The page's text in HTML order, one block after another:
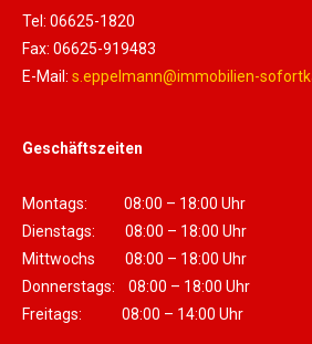
Tel: 06625-1820
Fax: 06625-919483
E-Mail: s.eppelmann@immobilien-
Geschäftszeiten
Montags: 08:00 – 18:00 Uhr
Dienstags: 08:00 – 18:00 Uhr
Mittwochs 08:00 – 18:00 Uhr
Donnerstags: 08:00 – 18:00 Uhr
Freitags: 08:00 – 14:00 Uhr